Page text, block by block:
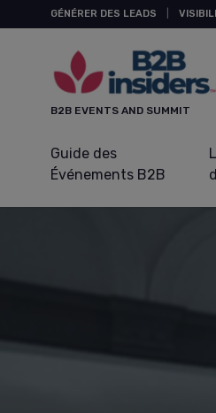
GÉNÉRER DES LEADS
B2B EVENTS AND SUMMIT
Guide des
Événements B2B
Panneau de gestion des cookies